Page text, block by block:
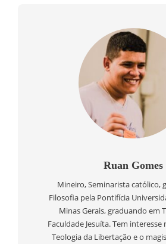
Ruan Gomes
Mineiro, Seminarista católico,
Filosofia pela Pontifícia
Minas Gerais, graduando em
Faculdade Jesuíta. Tem interesse
Teologia da Libertação e o